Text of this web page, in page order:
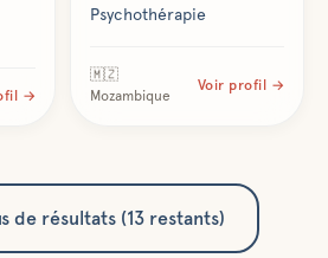
→
Psychothérapie
🇲🇿
Mozambique
Voir profil →
de résultats (13restants)